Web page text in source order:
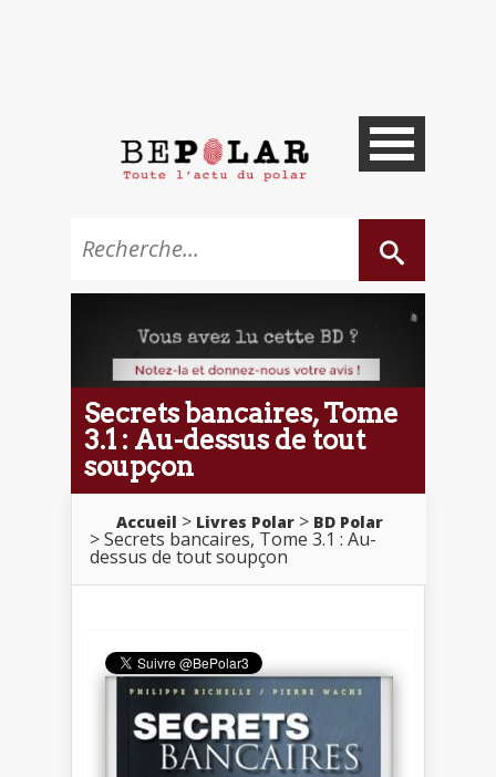
Secrets bancaires, Tome
3.1 : Au-dessus de tout
soupçon
Accueil Livres Polar BD Polar
Secrets bancaires, Tome 3.1 : Au-
dessus de tout soupçon